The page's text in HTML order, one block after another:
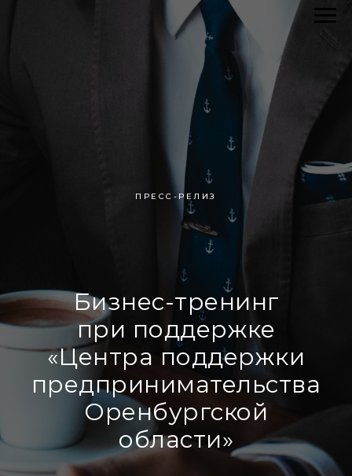
ПРЕСС-РЕЛИЗ
Бизнес-тренинг
при поддержке
«Центра поддержки
предпринимательства
Оренбургской
области»